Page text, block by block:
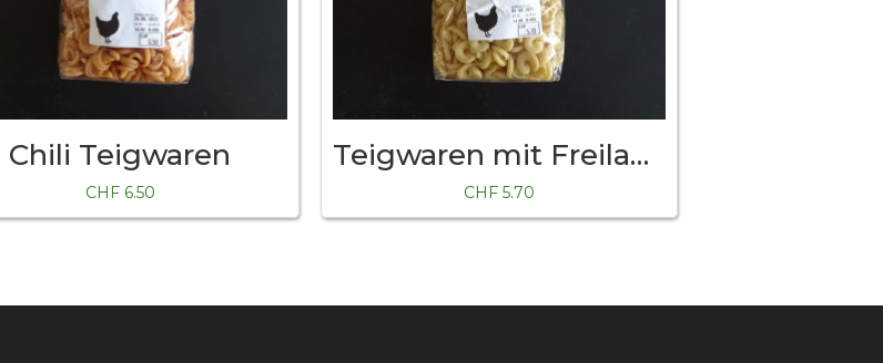
Chili Teigwaren
CHF 6.50
Teigwaren mit Freilandeier
CHF 5.70